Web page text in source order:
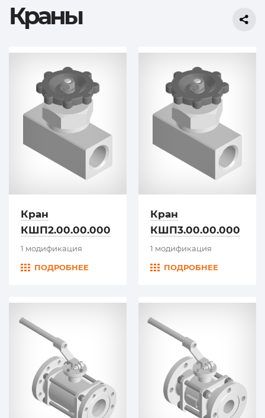
Краны
Кран
КШП2.00.00.000
1 модификация
ПОДРОБНЕЕ
Кран
КШП3.00.00.000
1 модификация
ПОДРОБНЕЕ